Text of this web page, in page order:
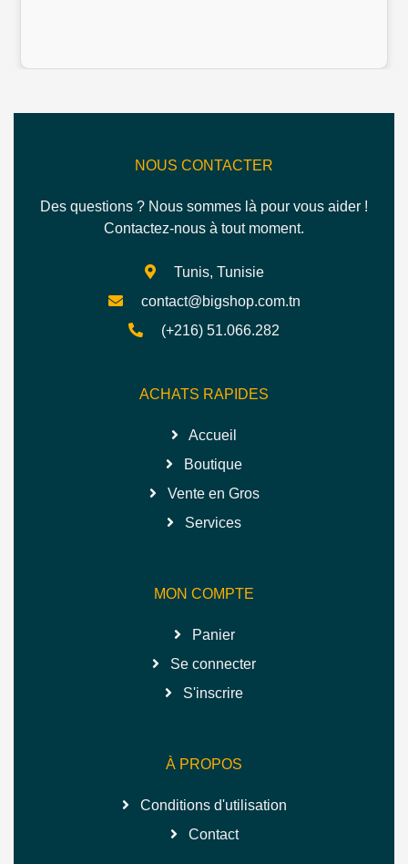
NOUS CONTACTER
Des questions ? Nous sommes là pour vous aider !
Contactez-nous à tout moment.
Tunis, Tunisie
contact@bigshop.com.tn
(+216) 51.066.282
ACHATS RAPIDES
Accueil
Boutique
Vente en Gros
Services
MON COMPTE
Panier
Se connecter
S'inscrire
À PROPOS
Conditions d'utilisation
Contact